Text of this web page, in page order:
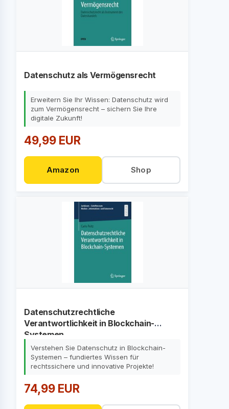
Datenschutz als Vermögensrecht
Erweitern Sie Ihr Wissen: Datenschutz wird
zum Vermögensrecht – sichern Sie Ihre
digitale Zukunft!
49,99 EUR
Amazon Shop
Datenschutzrechtliche
Verantwortlichkeit in Blockchain-
Systemen
Verstehen Sie Datenschutz in Blockchain-
Systemen – fundiertes Wissen für
rechtssichere und innovative Projekte!
74,99 EUR